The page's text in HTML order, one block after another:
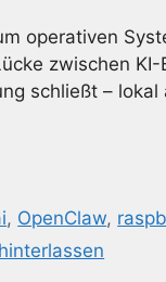
operativen
zwischen KI-
schließt – lokal
, OpenClaw,